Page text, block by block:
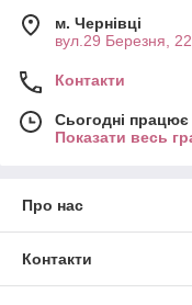
м. Чернівці
вул.29 Березня,
Контакти
Сьогодні
Показати весь
Про нас
Контакти